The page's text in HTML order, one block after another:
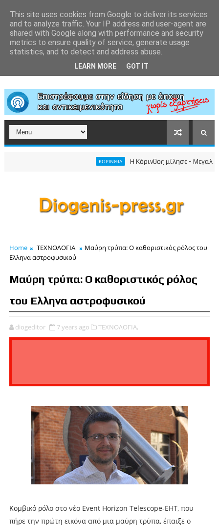
ΚΟΡΙΝΘΙΑ Η Κόρινθος μίλησε - Μεγαλειώδης
Home ΤΕΧΝΟΛΟΓΙΑ
Μαύρη τρύπα: Ο καθοριστικός ρόλος του
Ελληνα αστροφυσικού
Μαύρη τρύπα: Ο καθοριστικός ρόλος
του Ελληνα αστροφυσικού
diogeditor 7 years ago ΤΕΧΝΟΛΟΓΙΑ,
Κομβικό ρόλο στο νέο Event Horizon Telescope-EHT, που
πήρε την πρώτη εικόνα από μια μαύρη τρύπα, έπαιξε ο
This site uses cookies from Google to deliver its services
and to analyze traffic. Your IP address and user-agent are
shared with Google along with performance and security
metrics to ensure quality of service, generate usage
statistics, and to detect and address abuse.
LEARN MORE GOT IT